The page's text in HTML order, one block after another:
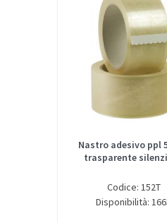
Nastro adesivo ppl
trasparente
Codice: 152T
Disponibilità: